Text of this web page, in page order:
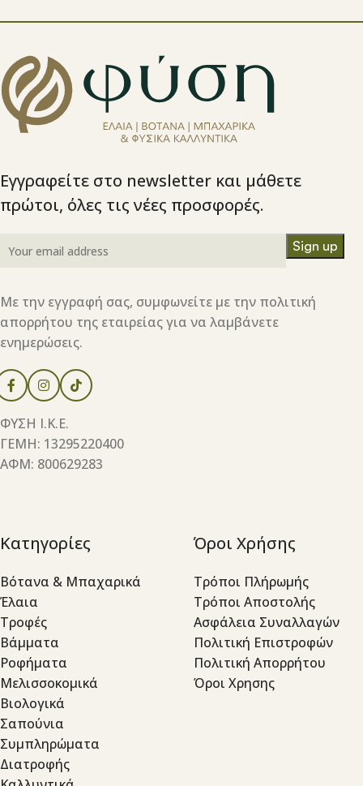
Εγγραφείτε στο newsletter και μάθετε
πρώτοι, όλες τις νέες προσφορές.
Με την εγγραφή σας, συμφωνείτε με την πολιτική
απορρήτου της εταιρείας για να λαμβάνετε
ενημερώσεις.
ΦΥΣΗ Ι.Κ.Ε.
ΓΕΜΗ: 13295220400
ΑΦΜ: 800629283
Κατηγορίες
Βότανα & Μπαχαρικά
Έλαια
Τροφές
Βάμματα
Ροφήματα
Μελισσοκομικά
Βιολογικά
Σαπούνια
Συμπληρώματα
Διατροφής
Όροι Χρήσης
Τρόποι Πλήρωμής
Τρόποι Αποστολής
Ασφάλεια Συναλλαγών
Πολιτική Επιστροφών
Πολιτική Απορρήτου
Όροι Χρησης